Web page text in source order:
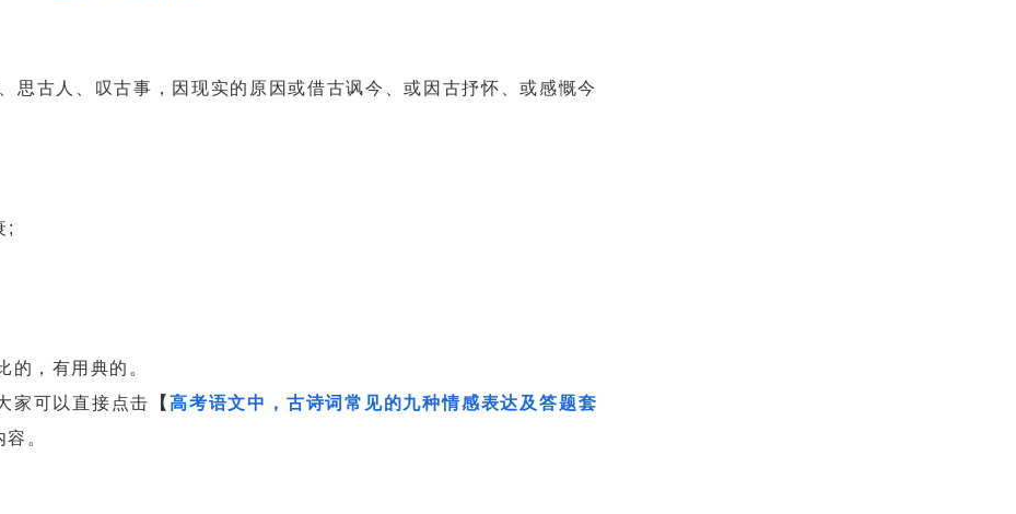
人、叹古事，因现实的原因或借古讽今、或因古抒怀、或感慨今
;
，有用典的。
家可以直接点击
【高考语文中，古诗词常见的九种情感表达及答题套
。